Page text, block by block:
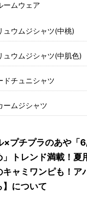
ームウェア
ュウムジシャツ(中桃)
ュウムジシャツ(中肌色)
ドチュニシャツ
ームジシャツ
×プチプラのあや「
」トレンド満載！夏
キャミワンピも！ア
】について